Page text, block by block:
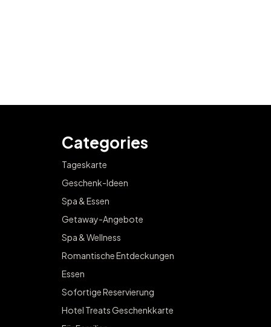
Categories
Tageskarte
Geschenk-Ideen
Spa & Essen
Getaway-Angebote
Spa & Wellness
Romantische Entdeckungen
Essen
Sofortige Reservierung
Hotel Treats Geschenkkarte